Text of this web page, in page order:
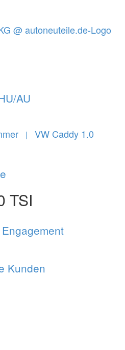
AU
Kunden
|
VW Caddy 1.0
TSI